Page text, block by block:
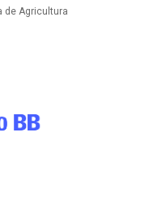
de Agricultura